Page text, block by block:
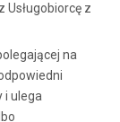
z
na
i ulega